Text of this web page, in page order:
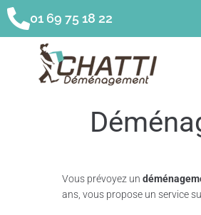
01 69 75 18 22
Vous prévoyez un
ans, vous propose un service